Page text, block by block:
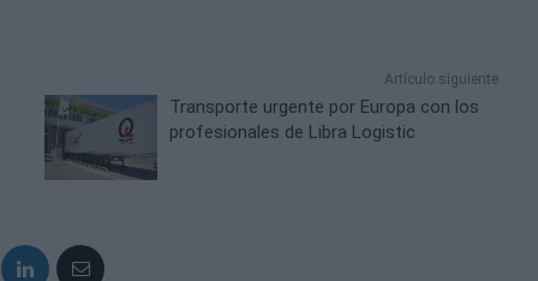
Artículo siguiente
Transporte urgente por Europa con los
profesionales de Libra Logistic